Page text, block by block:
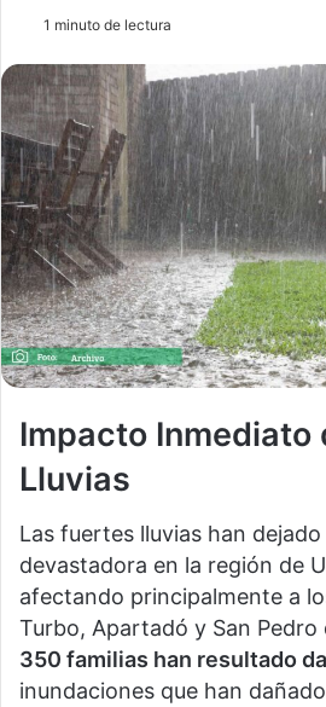
1 minuto de lectura
Impacto Inmediato
Lluvias
Las fuertes lluvias han dejado
devastadora en la región de
afectando principalmente a
Turbo, Apartadó y San Pedro
350 familias han resultado
inundaciones que han